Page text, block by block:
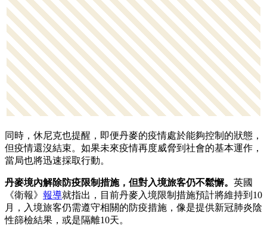
同時，休尼克也提醒，即便丹麥的疫情處於能夠控制的狀態，
但疫情還沒結束。如果未來疫情再度威脅到社會的基本運作，
當局也將迅速採取行動。
丹麥境內解除防疫限制措施，但對入境旅客仍不鬆懈。 英國
《衛報》 報導就指出，目前丹麥入境限制措施預計將維持到10
月，入境旅客仍需遵守相關的防疫措施，像是提供新冠肺炎陰
性篩檢結果，或是隔離10天。